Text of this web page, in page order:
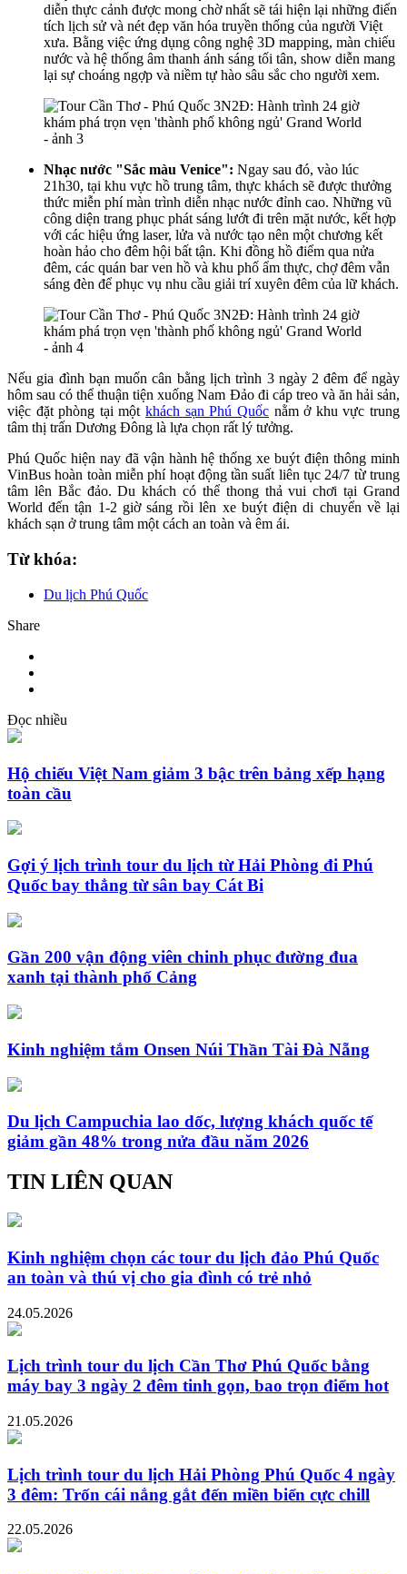
diễn thực cảnh được mong chờ nhất sẽ tái hiện lại những điển
tích lịch sử và nét đẹp văn hóa truyền thống của người Việt
xưa. Bằng việc ứng dụng công nghệ 3D mapping, màn chiếu
nước và hệ thống âm thanh ánh sáng tối tân, show diễn mang
lại sự choáng ngợp và niềm tự hào sâu sắc cho người xem.
Nhạc nước "Sắc màu Venice": Ngay sau đó, vào lúc
21h30, tại khu vực hồ trung tâm, thực khách sẽ được thưởng
thức miễn phí màn trình diễn nhạc nước đỉnh cao. Những vũ
công diện trang phục phát sáng lướt đi trên mặt nước, kết hợp
với các hiệu ứng laser, lửa và nước tạo nên một chương kết
hoàn hảo cho đêm hội bất tận. Khi đồng hồ điểm qua nửa
đêm, các quán bar ven hồ và khu phố ẩm thực, chợ đêm vẫn
sáng đèn để phục vụ nhu cầu giải trí xuyên đêm của lữ khách.
Nếu gia đình bạn muốn cân bằng lịch trình 3 ngày 2 đêm để ngày
hôm sau có thể thuận tiện xuống Nam Đảo đi cáp treo và ăn hải sản,
việc đặt phòng tại mộtkhách sạn Phú Quốcnằm ở khu vực trung
tâm thị trấn Dương Đông là lựa chọn rất lý tưởng.
Phú Quốc hiện nay đã vận hành hệ thống xe buýt điện thông minh
VinBus hoàn toàn miễn phí hoạt động tần suất liên tục 24/7 từ trung
tâm lên Bắc đảo. Du khách có thể thong thả vui chơi tại Grand
World đến tận 1-2 giờ sáng rồi lên xe buýt điện di chuyển về lại
khách sạn ở trung tâm một cách an toàn và êm ái.
Từ khóa:
Du lịch Phú Quốc
Share
Đọc nhiều
Hộ chiếu Việt Nam giảm 3 bậc trên bảng xếp hạng
toàn cầu
Gợi ý lịch trình tour du lịch từ Hải Phòng đi Phú
Quốc bay thẳng từ sân bay Cát Bi
Gần 200 vận động viên chinh phục đường đua
xanh tại thành phố Cảng
Kinh nghiệm tắm Onsen Núi Thần Tài Đà Nẵng
Du lịch Campuchia lao dốc, lượng khách quốc tế
giảm gần 48% trong nửa đầu năm 2026
TIN LIÊN QUAN
Kinh nghiệm chọn các tour du lịch đảo Phú Quốc
an toàn và thú vị cho gia đình có trẻ nhỏ
24.05.2026
Lịch trình tour du lịch Cần Thơ Phú Quốc bằng
máy bay 3 ngày 2 đêm tinh gọn, bao trọn điểm hot
21.05.2026
Lịch trình tour du lịch Hải Phòng Phú Quốc 4 ngày
3 đêm: Trốn cái nắng gắt đến miền biển cực chill
22.05.2026